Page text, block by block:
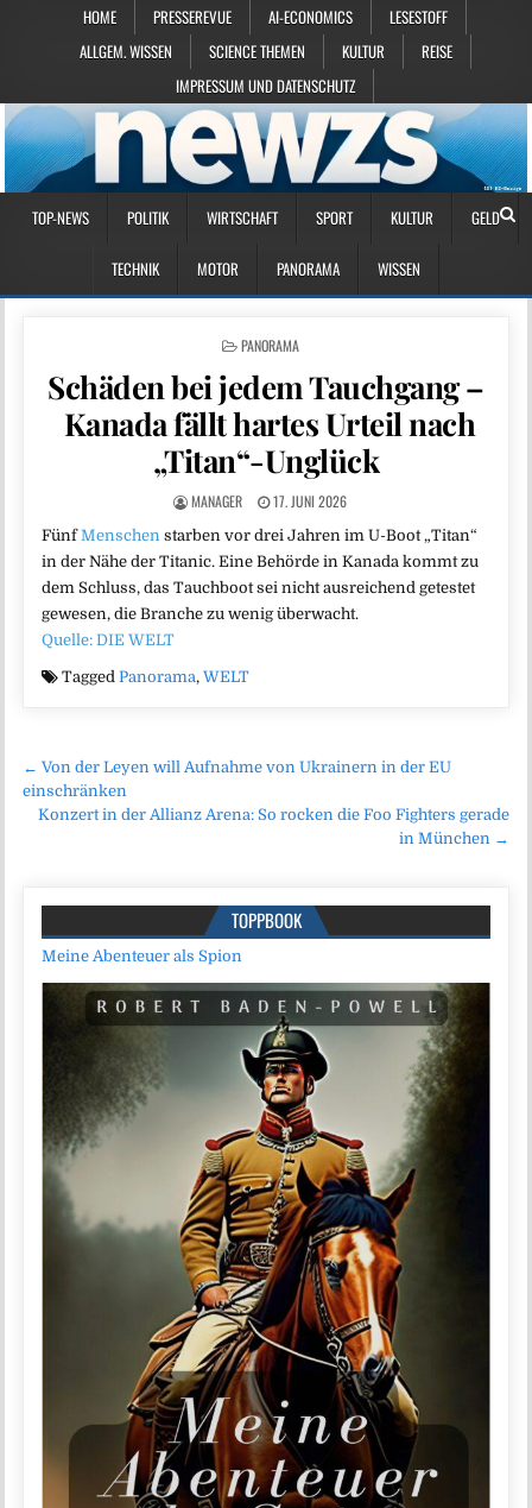
HOME PRESSEREVUE AI-ECONOMICS
LESESTOFF
ALLGEM. WISSEN
SCIENCE THEMEN KULTUR
REISE
IMPRESSUM UND DATENSCHUTZ
TOP-NEWS POLITIK WIRTSCHAFT SPORT KULTUR GELD
TECHNIK MOTOR PANORAMA WISSEN
POSTED IN
PANORAMA
Schäden bei jedem Tauchgang –
Kanada fällt hartes Urteil nach
„Titan“-Unglück
MANAGER 17. JUNI 2026
FünfMenschen starben vor drei Jahren im U-Boot „Titan“
in der Nähe der Titanic. Eine Behörde in Kanada kommt zu
dem Schluss, das Tauchboot sei nicht ausreichend getestet
gewesen, die Branche zu wenig überwacht.
Quelle: DIE WELT
TaggedPanorama,WELT
Beitragsnavigation
← Von der Leyen will Aufnahme von Ukrainern in der EU
einschränken
Konzert in der Allianz Arena: So rocken die Foo Fighters gerade
in München →
TOPPBOOK
Meine Abenteuer als Spion